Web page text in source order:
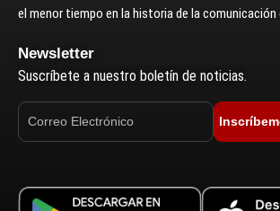
el menor tiempo en la historia de la comunicación
Newsletter
Suscríbete a nuestro boletín de noticias.